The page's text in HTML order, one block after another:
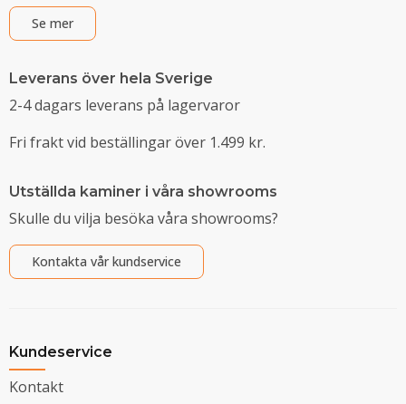
Se mer
Leverans över hela Sverige
2-4 dagars leverans på lagervaror
Fri frakt vid beställingar över 1.499 kr.
Utställda kaminer i våra showrooms
Skulle du vilja besöka våra showrooms?
Kontakta vår kundservice
Kundeservice
Kontakt